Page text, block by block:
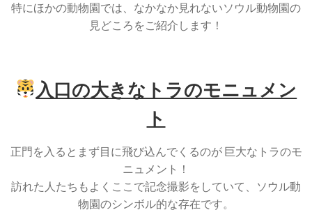
特にほかの動物園では、なかなか見れないソウル動物園の
見どころをご紹介します！
入口の大きなトラのモニュメン
ト
正門を入るとまず目に飛び込んでくるのが 巨大なトラのモ
ニュメント！
訪れた人たちもよくここで記念撮影をしていて、ソウル動
物園のシンボル的な存在です。